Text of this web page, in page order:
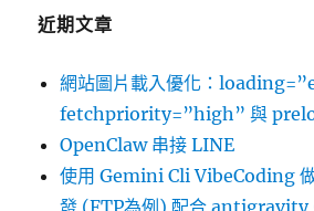
近期文章
網站圖片載入優化：
fetchpriority=”high” 與
OpenClaw 串接 LINE
使用 Gemini Cli VibeCoding
發 (FTP為例) 配合